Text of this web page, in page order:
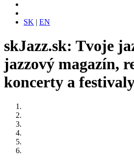
SK | EN
skJazz.sk: Tvoje
jazzový magazín,
koncerty a